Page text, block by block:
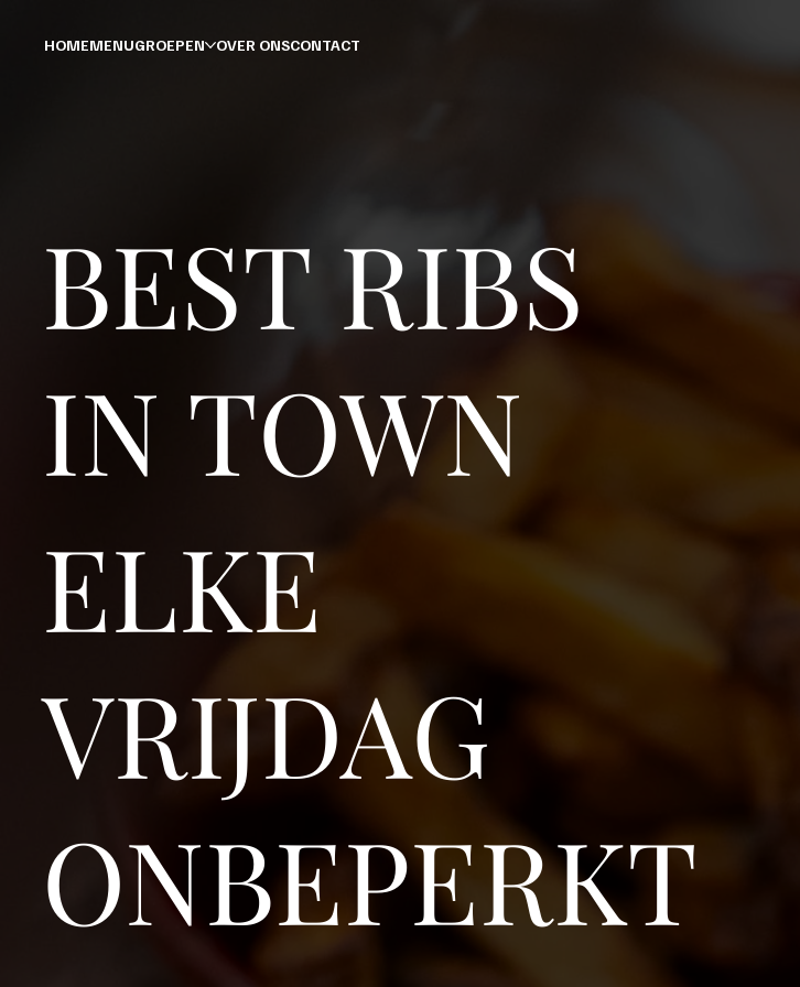
HOMEMENUGROEPEN OVER ONSCONTACT
BEST RIBS
IN TOWN
ELKE
VRIJDAG
ONBEPERKT